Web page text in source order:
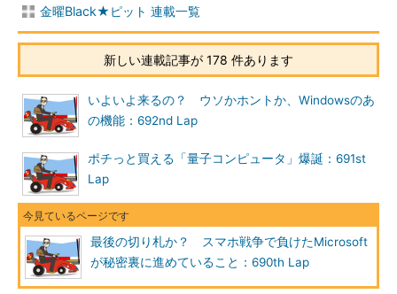
金曜Black★ピット 連載一覧
新しい連載記事が 178 件あります
いよいよ来るの？ ウソかホントか、Windowsのあ
の機能：692nd Lap
ポチっと買える「量子コンピュータ」爆誕：691st
Lap
最後の切り札か？ スマホ戦争で負けたMicrosoft
が秘密裏に進めていること：690th Lap